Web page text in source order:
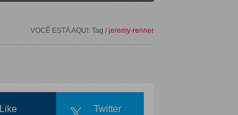
VOCÊ ESTÁ AQUI: Tag / jeremy-renner
Like Twitter